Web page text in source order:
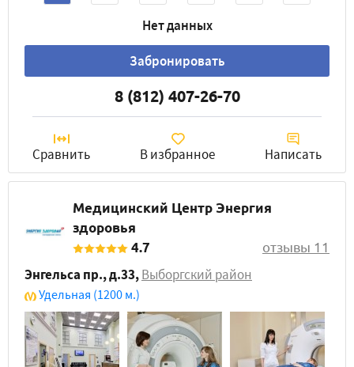
Нет данных
Забронировать
8 (812) 407-26-70
Сравнить В избранное Написать
Медицинский Центр Энергия
здоровья
4.7
отзывы 11
Энгельса пр., д.33,Выборгский район
Удельная (1200 м.)